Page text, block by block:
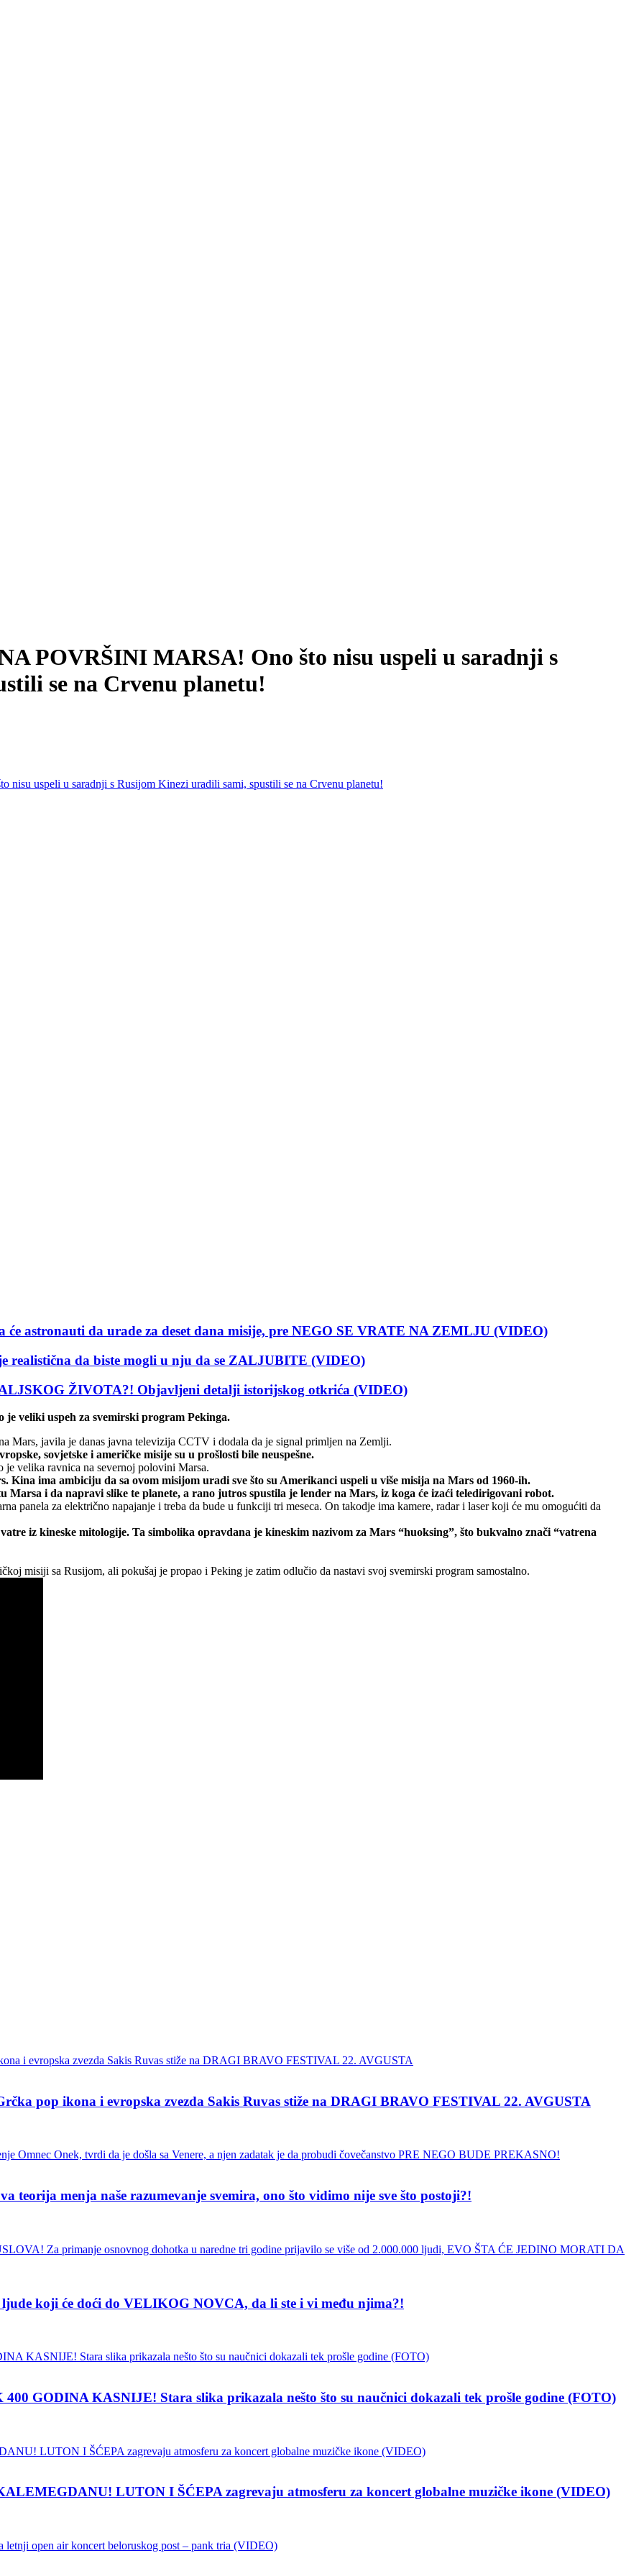
POVRŠINI MARSA! Ono što nisu uspeli u saradnji s
se na Crvenu planetu!
astronauti da urade za deset dana misije, pre NEGO SE VRATE NA ZEMLJU (VIDEO)
da biste mogli u nju da se ZALJUBITE (VIDEO)
ŽIVOTA?! Objavljeni detalji istorijskog otkrića (VIDEO)
je veliki uspeh za svemirski program Pekinga.
Mars, javila je danas javna televizija CCTV i dodala da je signal primljen na Zemlji.
sovjetske i američke misije su u prošlosti bile neuspešne.
je velika ravnica na severnoj polovini Marsa.
Kina ima ambiciju da sa ovom misijom uradi sve što su Amerikanci uspeli u više misija na Mars od 1960-ih.
i da napravi slike te planete, a rano jutros spustila je lender na Mars, iz koga će izaći teledirigovani robot.
panela za električno napajanje i treba da bude u funkciji tri meseca. On takodje ima kamere, radar i laser koji će mu omogućiti da
iz kineske mitologije. Ta simbolika opravdana je kineskim nazivom za Mars “huoksing”, što bukvalno znači “vatrena
misiji sa Rusijom, ali pokušaj je propao i Peking je zatim odlučio da nastavi svoj svemirski program samostalno.
pop ikona i evropska zvezda Sakis Ruvas stiže na DRAGI BRAVO FESTIVAL 22. AVGUSTA
menja naše razumevanje svemira, ono što vidimo nije sve što postoji?!
koji će doći do VELIKOG NOVCA, da li ste i vi među njima?!
GODINA KASNIJE! Stara slika prikazala nešto što su naučnici dokazali tek prošle godine (FOTO)
LUTON I ŠĆEPA zagrevaju atmosferu za koncert globalne muzičke ikone (VIDEO)